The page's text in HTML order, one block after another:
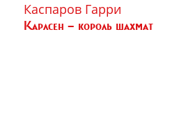
Каспаров Гарри
Карлсен — король шахмат